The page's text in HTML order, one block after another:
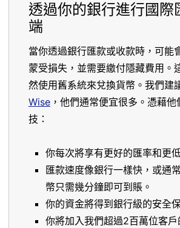
透過你的銀行進行國際
端
當你透過銀行匯款或收款時，可能
蒙受損失，並需要繳付隱藏費用。
然使用舊系統來兌換貨幣。我們建
Wise ，他們通常便宜很多。憑藉
技：
你每次將享有更好的匯率和更
匯款速度像銀行一樣快，或通
幣只需幾分鐘即可到賬。
你的資金將得到銀行級的安全
你將加入我們超過2百萬位客